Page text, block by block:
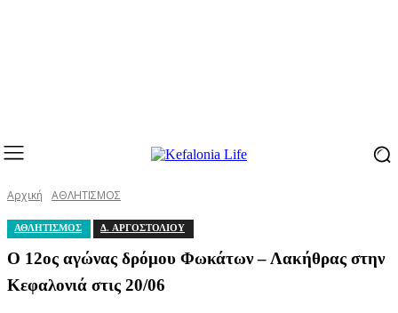
Αρχική ΑΘΛΗΤΙΣΜΟΣ
ΑΘΛΗΤΙΣΜΟΣ Δ. ΑΡΓΟΣΤΟΛΙΟΥ
Ο 12ος αγώνας δρόμου Φωκάτων – Λακήθρας στην
Κεφαλονιά στις 20/06